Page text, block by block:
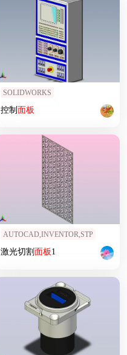
SOLIDWORKS
控制面板
AUTOCAD,INVENTOR,STP
激光切割面板1